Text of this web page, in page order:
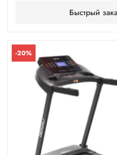
Быстрый
-20%